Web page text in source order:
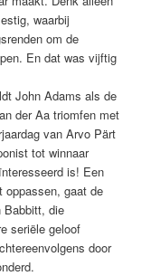
waarbij
om de
En dat was vijftig
John Adams als de
der Aa triomfen met
van Arvo Pärt
tot winnaar
is! Een
oppassen, gaat de
Babbitt, die
seriële geloof
door